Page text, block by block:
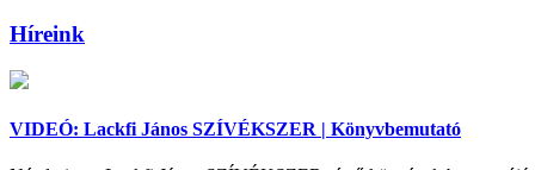
Híreink
VIDEÓ: Lackfi János SZÍVÉKSZER | Könyvbemutató